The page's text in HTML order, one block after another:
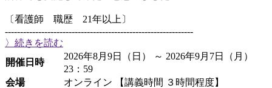
〔看護師 職歴 21年以上〕
--------------------------------------------------------------
〉続きを読む
開催日時
2026年8月9日（日） ～ 2026年9月7日（月）
23：59
会場
オンライン 【講義時間 ３時間程度】